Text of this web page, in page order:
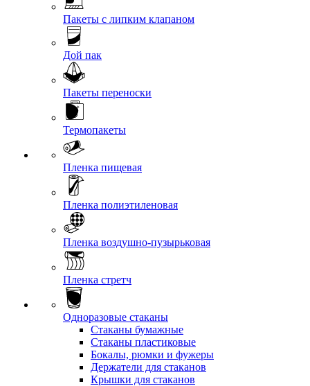
Пакеты с липким клапаном
Дой пак
Пакеты переноски
Термопакеты
Пленка пищевая
Пленка полиэтиленовая
Пленка воздушно-пузырьковая
Пленка стретч
Одноразовые стаканы
Стаканы бумажные
Стаканы пластиковые
Бокалы, рюмки и фужеры
Держатели для стаканов
Крышки для стаканов